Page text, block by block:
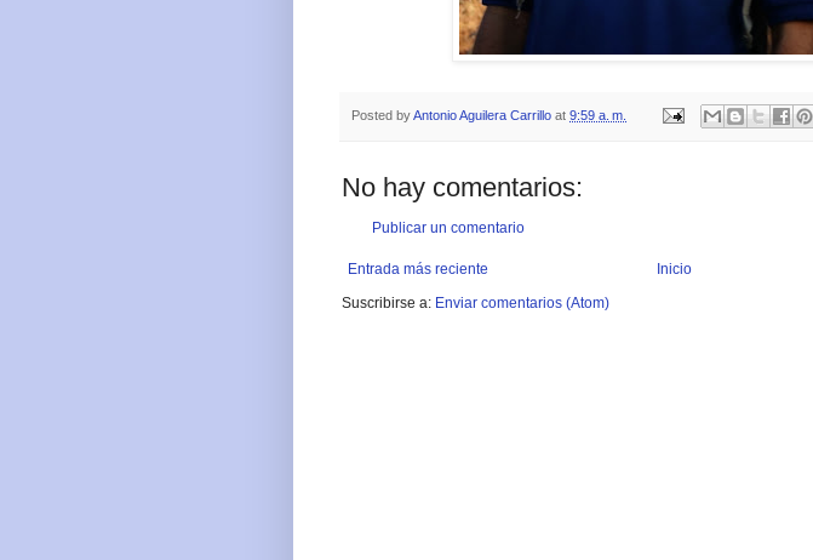
Posted byAntonio Aguilera Carrillo at 9:59 a. m.
No hay comentarios:
Publicar un comentario
Entrada más reciente
Inicio
Suscribirse a: Enviar comentarios (Atom)